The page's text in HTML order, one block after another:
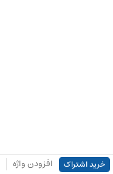
خرید اشتراک افزودن واژه